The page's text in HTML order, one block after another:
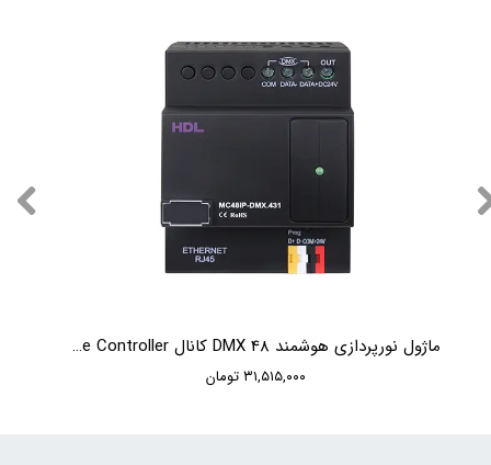
ماژول نورپردازی هوشمند DMX 48 کانال HDL 48CH DMX Scene Controller
۳۱,۵۱۵,۰۰۰ تومان